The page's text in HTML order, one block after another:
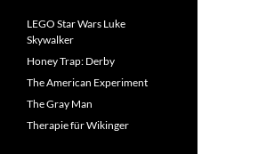
LEGO Star Wars Luke
Skywalker
Honey Trap: Derby
The American Experiment
The Gray Man
Therapie für Wikinger